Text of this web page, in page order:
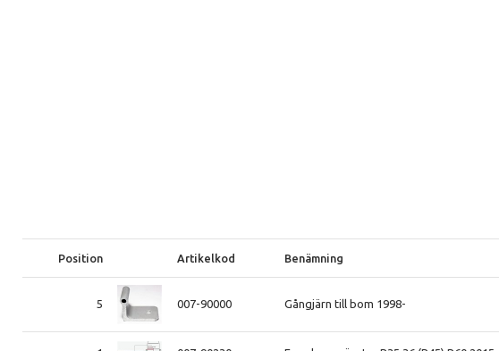
Position Artikelkod Benämning
5 007-90000 Gångjärn till bom 1998-